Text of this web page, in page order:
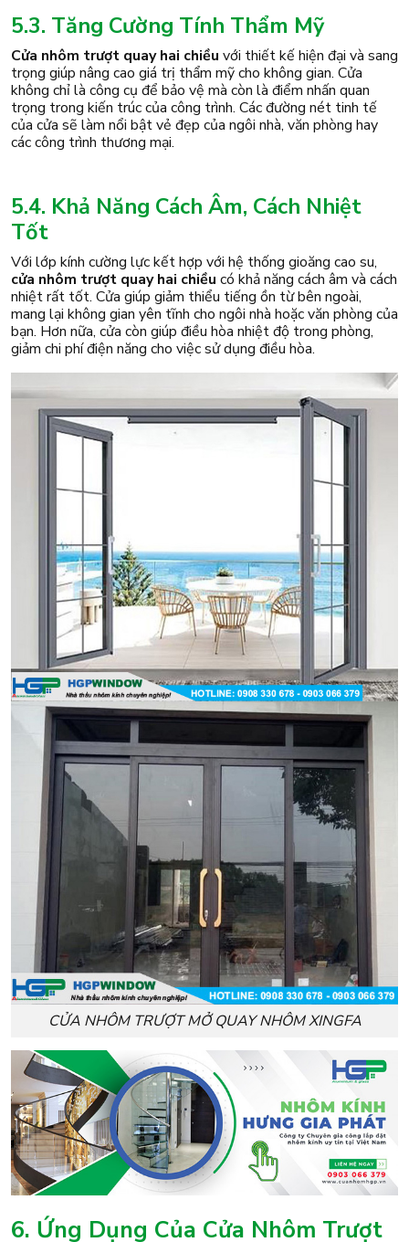
5.3. Tăng Cường Tính Thẩm Mỹ
Cửa nhôm trượt quay hai chiều với thiết kế hiện đại và sang
trọng giúp nâng cao giá trị thẩm mỹ cho không gian. Cửa
không chỉ là công cụ để bảo vệ mà còn là điểm nhấn quan
trọng trong kiến trúc của công trình. Các đường nét tinh tế
của cửa sẽ làm nổi bật vẻ đẹp của ngôi nhà, văn phòng hay
các công trình thương mại.
5.4. Khả Năng Cách Âm, Cách Nhiệt
Tốt
Với lớp kính cường lực kết hợp với hệ thống gioăng cao su,
cửa nhôm trượt quay hai chiều có khả năng cách âm và cách
nhiệt rất tốt. Cửa giúp giảm thiểu tiếng ồn từ bên ngoài,
mang lại không gian yên tĩnh cho ngôi nhà hoặc văn phòng của
bạn. Hơn nữa, cửa còn giúp điều hòa nhiệt độ trong phòng,
giảm chi phí điện năng cho việc sử dụng điều hòa.
CỬA NHÔM TRƯỢT MỞ QUAY NHÔM XINGFA
6. Ứng Dụng Của Cửa Nhôm Trượt